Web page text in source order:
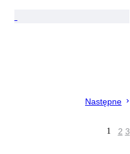
Następne
1 2 3